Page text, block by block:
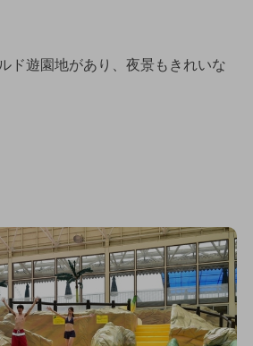
ド遊園地があり、夜景もきれいな